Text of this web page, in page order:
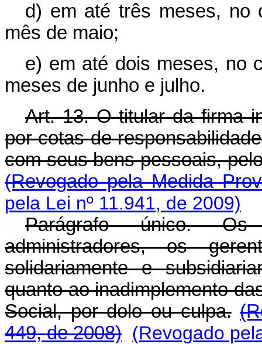
d) em até três meses, no
mês de maio;
e) em até dois meses, no
meses de junho e julho.
Art. 13. O titular da firma
por cotas de
com seus bens pessoais,
(Revogado pela Medida
pela Lei nº 11.941, de 2009)
Parágrafo único. Os
administradores, os
solidariamente e
quanto ao inadimplemento
Social, por dolo ou culpa.
449, de 2008) (Revogado